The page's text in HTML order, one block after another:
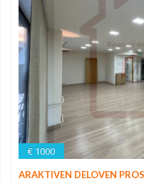
€ 1000
ARAKTIVEN DELOVEN